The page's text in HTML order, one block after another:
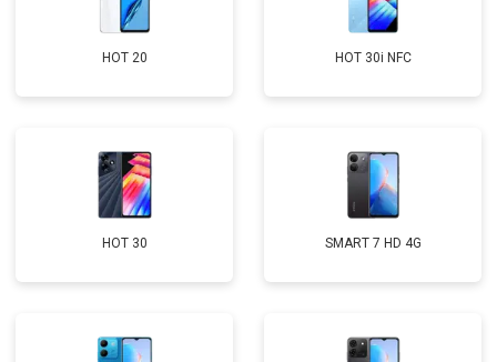
HOT 20 HOT 30i NFC
HOT 30 SMART 7 HD 4G